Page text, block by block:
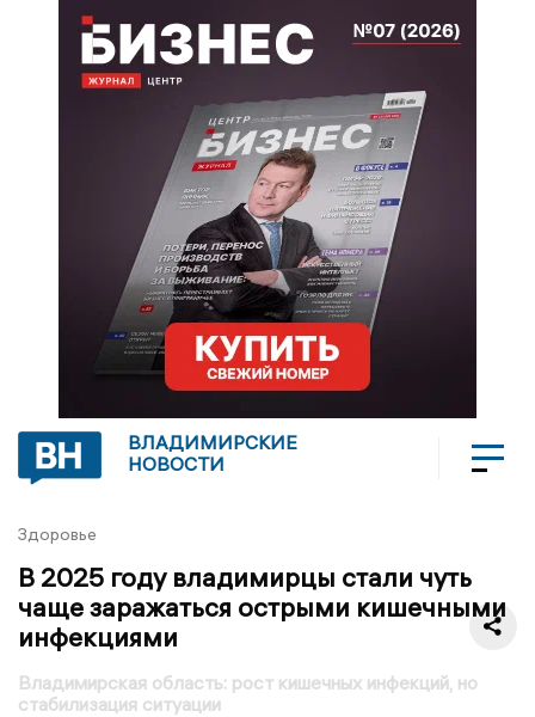
ВЛАДИМИРСКИЕ
НОВОСТИ
Здоровье
В 2025 году владимирцы стали чуть
чаще заражаться острыми кишечными
инфекциями
Владимирская область: рост кишечных инфекций, но
стабилизация ситуации